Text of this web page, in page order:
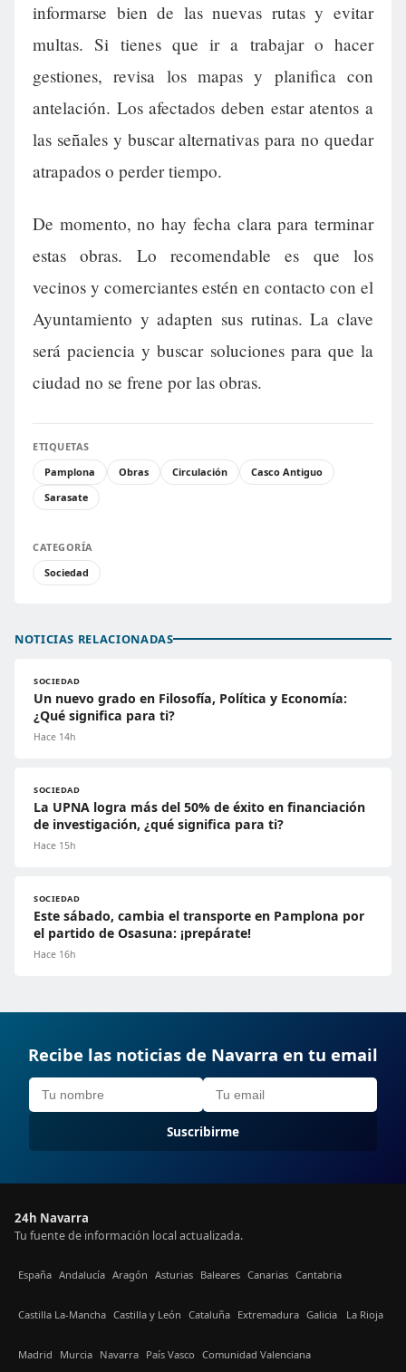
informarse bien de las nuevas rutas y evitar
multas. Si tienes que ir a trabajar o hacer
gestiones, revisa los mapas y planifica con
antelación. Los afectados deben estar atentos a
las señales y buscar alternativas para no quedar
atrapados o perder tiempo.
De momento, no hay fecha clara para terminar
estas obras. Lo recomendable es que los
vecinos y comerciantes estén en contacto con el
Ayuntamiento y adapten sus rutinas. La clave
será paciencia y buscar soluciones para que la
ciudad no se frene por las obras.
ETIQUETAS
Pamplona
Obras Circulación
Casco Antiguo
Sarasate
CATEGORÍA
Sociedad
NOTICIAS RELACIONADAS
SOCIEDAD
Un nuevo grado en Filosofía, Política y Economía:
¿Qué significa para ti?
Hace 14h
SOCIEDAD
La UPNA logra más del 50% de éxito en financiación
de investigación, ¿qué significa para ti?
Hace 15h
SOCIEDAD
Este sábado, cambia el transporte en Pamplona por
el partido de Osasuna: ¡prepárate!
Hace 16h
Recibe las noticias de Navarra en tu email
Suscribirme
24h Navarra
Tu fuente de información local actualizada.
España Andalucía Aragón Asturias Baleares Canarias Cantabria
Castilla La-Mancha Castilla y León Cataluña Extremadura Galicia La Rioja
Madrid Murcia Navarra País Vasco Comunidad Valenciana